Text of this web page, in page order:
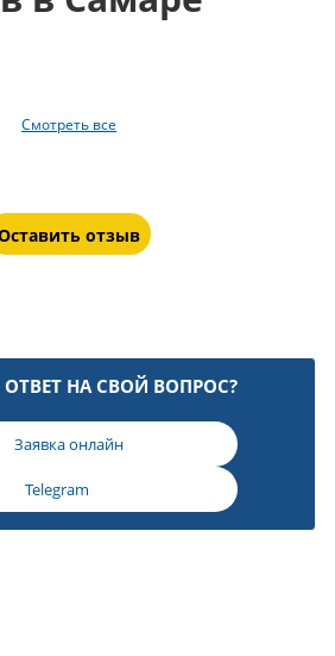
Смотреть все
отзыв
НА СВОЙ ВОПРОС?
Заявка онлайн
Telegram